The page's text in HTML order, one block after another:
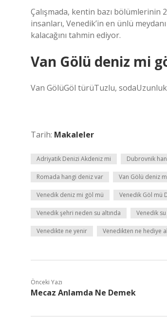
Çalışmada, kentin bazı bölümlerinin
insanları, Venedik’in en ünlü
kalacağını tahmin ediyor.
Van Gölü deniz mi
Van GölüGöl türüTuzlu,
Tarih: Makaleler
Adriyatik Denizi Akdeniz mi Dubrovnik
Romada hangi deniz var Van Gölü deniz
Venedik deniz mi göl mü Venedik Göl mü
Venedik şehri neden su altında Venedik su
Venedikte ne yenir Venedikten ne hediye
Önceki Yazı
Mecaz Anlamda Ne Demek